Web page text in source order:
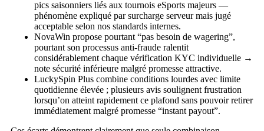
pics saisonniers liés aux tournois eSports majeurs —
phénomène expliqué par surcharge serveur mais jugé
acceptable selon nos standards internes.
NovaWin propose pourtant “pas besoin de wagering”,
pourtant son processus anti‑fraude ralentit
considérablement chaque vérification KYC individuelle →
note sécurité inférieure malgré promesse attractive.
LuckySpin Plus combine conditions lourdes avec limite
quotidienne élevée ; plusieurs avis soulignent frustration
lorsqu’on atteint rapidement ce plafond sans pouvoir retirer
immédiatement malgré promesse “instant payout”.